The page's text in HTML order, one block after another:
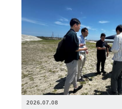
2026.07.08